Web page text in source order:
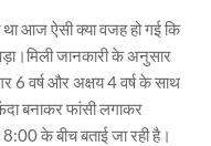
था आज ऐसी क्या वजह हो गई कि
जानकारी के अनुसार
6 वर्ष और अक्षय 4 वर्ष के साथ
बनाकर फांसी लगाकर
के बीच बताई जा रही है।